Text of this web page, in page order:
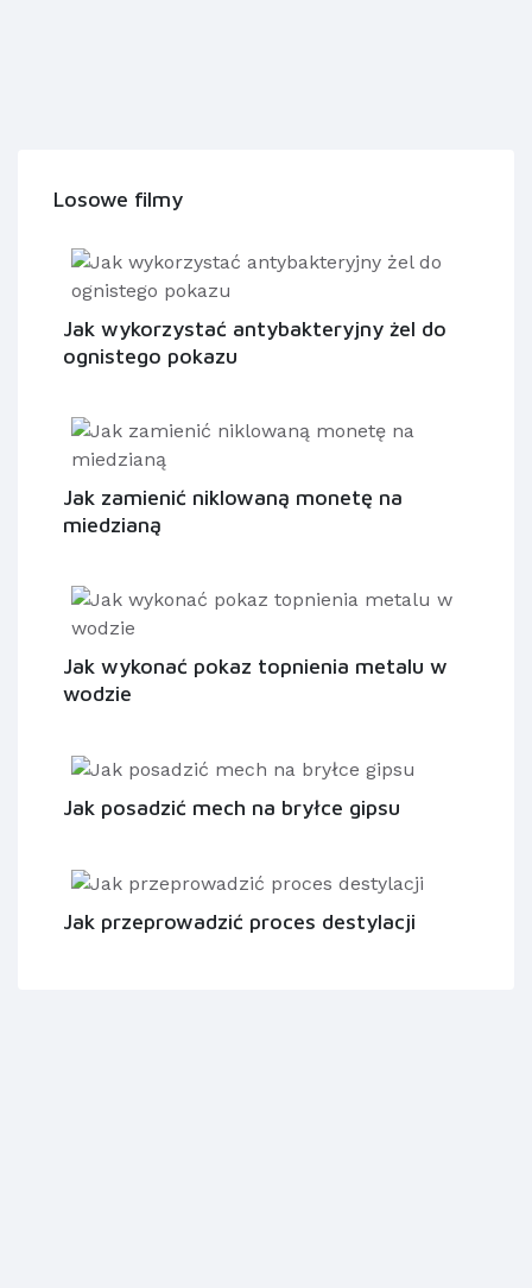
Losowe filmy
Jak wykorzystać antybakteryjny żel do
ognistego pokazu
Jak zamienić niklowaną monetę na
miedzianą
Jak wykonać pokaz topnienia metalu w
wodzie
Jak posadzić mech na bryłce gipsu
Jak przeprowadzić proces destylacji